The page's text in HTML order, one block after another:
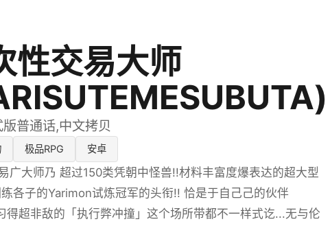
性交易大师
普通话,中文拷贝
极品RPG 安卓
广大师乃 超过150类凭朝中怪兽!!材料丰富度爆表达的超大型
练各子的Yarimon试炼冠军的头衔!! 恰是于自己己的伙伴
得超非敌的「执行弊冲撞」这个场所带都不一样式讫...无与伦